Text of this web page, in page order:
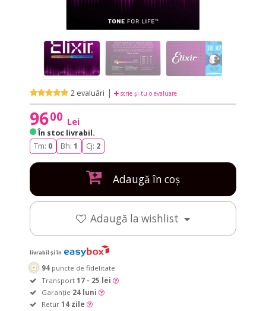
2 evaluări | scrie și tu o evaluare
9600 Lei
În stoc livrabil.
Tm: 0 Bh: 1 Cj: 2
Adaugă în coș
Adaugă la wishlist
livrabil și în
94 puncte de fidelitate
Transport 17 - 25 lei
Garanție 24 luni
Retur 14 zile